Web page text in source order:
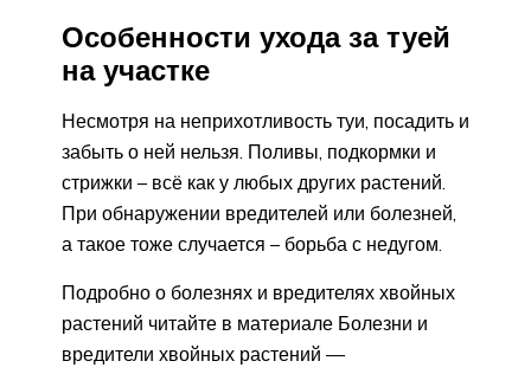
Особенности ухода за туей
на участке
Несмотря на неприхотливость туи, посадить и
забыть о ней нельзя. Поливы, подкормки и
стрижки – всё как у любых других растений.
При обнаружении вредителей или болезней,
а такое тоже случается – борьба с недугом.
Подробно о болезнях и вредителях хвойных
растений читайте в материале Болезни и
вредители хвойных растений —